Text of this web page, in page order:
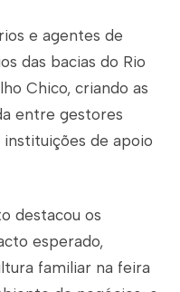
e agentes de
das bacias do Rio
Chico, criando as
entre gestores
instituições de apoio
destacou os
esperado,
familiar na feira